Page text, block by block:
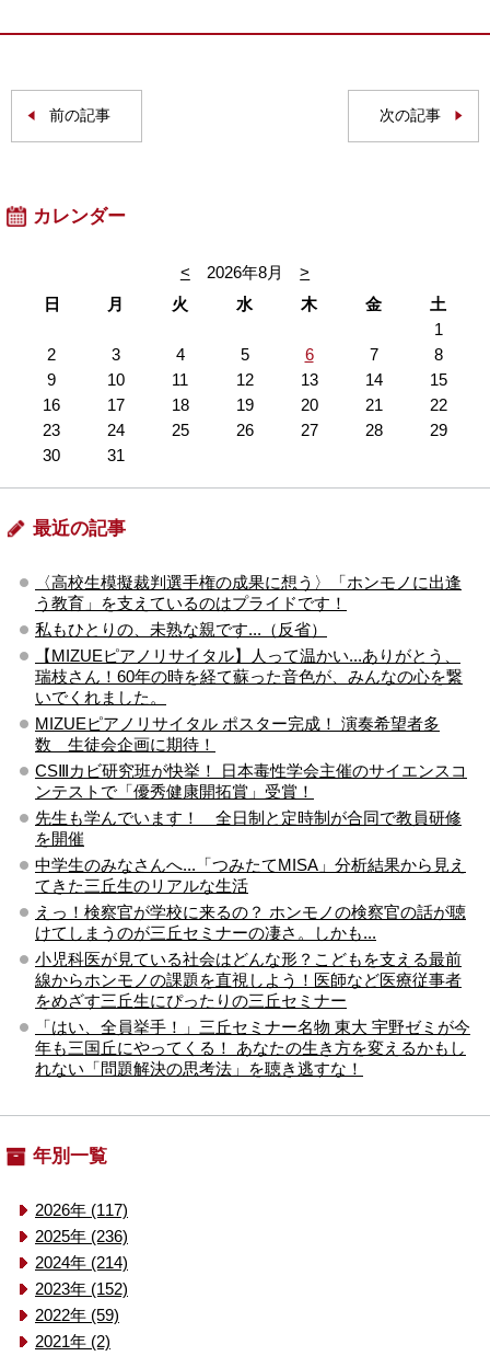
前の記事 次の記事
カレンダー
< 2026年8月
>
日
月 火 水 木 金
土
1
2
3 4 5 6 7
8
9
10 11 12 13 14
15
16
17 18 19 20 21
22
23
24 25 26 27 28
29
30
31
最近の記事
〈高校生模擬裁判選手権の成果に想う〉「ホンモノに出逢
う教育」を支えているのはプライドです！
私もひとりの、未熟な親です...（反省）
【MIZUEピアノリサイタル】人って温かい...ありがとう、
瑞枝さん！60年の時を経て蘇った音色が、みんなの心を繋
いでくれました。
MIZUEピアノリサイタル ポスター完成！ 演奏希望者多
数 生徒会企画に期待！
CSⅢカビ研究班が快挙！ 日本毒性学会主催のサイエンスコ
ンテストで「優秀健康開拓賞」受賞！
先生も学んでいます！ 全日制と定時制が合同で教員研修
を開催
中学生のみなさんへ...「つみたてMISA」分析結果から見え
てきた三丘生のリアルな生活
えっ！検察官が学校に来るの？ ホンモノの検察官の話が聴
けてしまうのが三丘セミナーの凄さ。しかも...
小児科医が見ている社会はどんな形？こどもを支える最前
線からホンモノの課題を直視しよう！医師など医療従事者
をめざす三丘生にぴったりの三丘セミナー
「はい、全員挙手！」三丘セミナー名物 東大 宇野ゼミが今
年も三国丘にやってくる！ あなたの生き方を変えるかもし
れない「問題解決の思考法」を聴き逃すな！
年別一覧
2026年 (117)
2025年 (236)
2024年 (214)
2023年 (152)
2022年 (59)
2021年 (2)